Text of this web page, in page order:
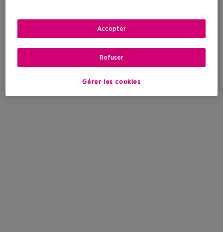
Gérer les cookies
Refuser
Accepter